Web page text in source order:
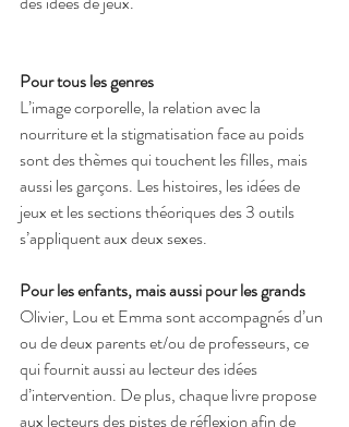
Pour tous les genres
L’image corporelle, la relation avec la
nourriture et la stigmatisation face au poids
sont des thèmes qui touchent les filles, mais
aussi les garçons. Les histoires, les idées de
jeux et les sections théoriques des 3 outils
s’appliquent aux deux sexes.
Pour les enfants, mais aussi pour les grands
Olivier, Lou et Emma sont accompagnés d’un
ou de deux parents et/ou de professeurs, ce
qui fournit aussi au lecteur des idées
d’intervention. De plus, chaque livre propose
aux lecteurs des pistes de réflexion afin de